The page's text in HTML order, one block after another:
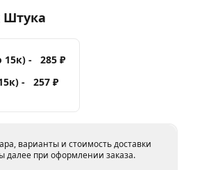
Штука
15к) -
285 ₽
-
257 ₽
варианты и стоимость доставки
далее при оформлении заказа.